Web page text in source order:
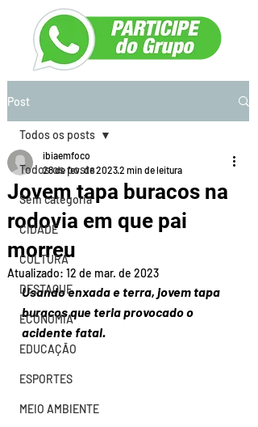
Post
Todos os posts
Sem categoria
CIDADE
CULTURA
DESTAQUE
ECONOMIA
EDUCAÇÃO
ESPORTES
MEIO AMBIENTE
Todos os posts
Jovem tapa buracos na
rodovia em que pai
morreu
ibiaemfoco
28 de fev. de 20232 min de leitura
Atualizado: 12 de mar. de 2023
Usando enxada e terra, jovem tapa
buracos que teria provocado o
acidente fatal.